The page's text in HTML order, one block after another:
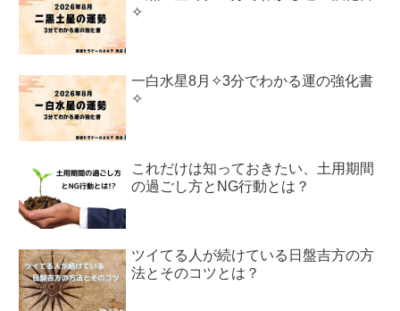
✧
一白水星8月✧3分でわかる運の強化書
✧
これだけは知っておきたい、土用期間
の過ごし方とNG行動とは？
ツイてる人が続けている日盤吉方の方
法とそのコツとは？